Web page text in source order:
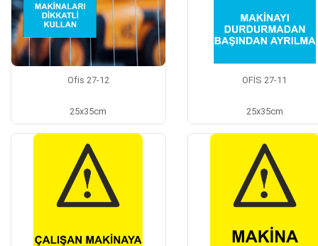
Ofis 27-12
25x35cm
OFİS 27-11
25x35cm